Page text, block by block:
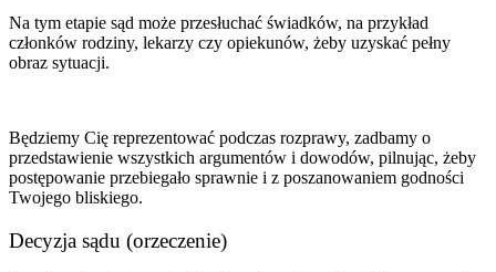
Na tym etapie sąd może przesłuchać świadków, na przykład
członków rodziny, lekarzy czy opiekunów, żeby uzyskać pełny
obraz sytuacji.
Będziemy Cię reprezentować podczas rozprawy, zadbamy o
przedstawienie wszystkich argumentów i dowodów, pilnując, żeby
postępowanie przebiegało sprawnie i z poszanowaniem godności
Twojego bliskiego.
Decyzja sądu (orzeczenie)